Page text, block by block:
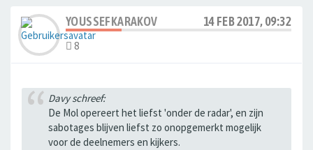
YOUSSEFKARAKOV 14 FEB 2017, 09:32
8
Davy schreef:
De Mol opereert het liefst 'onder de radar', en zijn
sabotages blijven liefst zo onopgemerkt mogelijk
voor de deelnemers en kijkers.